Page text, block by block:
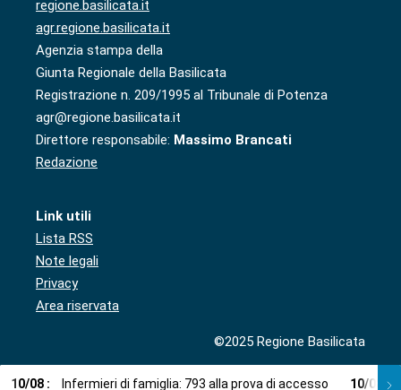
regione.basilicata.it
agr.regione.basilicata.it
Agenzia stampa della
Giunta Regionale della Basilicata
Registrazione n. 209/1995 al Tribunale di Potenza
agr@regione.basilicata.it
Direttore responsabile: Massimo Brancati
Redazione
Link utili
Lista RSS
Note legali
Privacy
Area riservata
©2025 Regione Basilicata
10/08 : Infermieri di famiglia: 793 alla prova di accesso 10/08 :